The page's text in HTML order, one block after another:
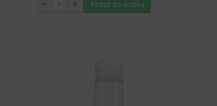
Přidat do košíku